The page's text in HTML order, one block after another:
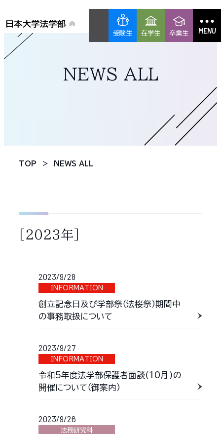
受験生 在学生 卒業生 MENU
NEWS ALL
TOP NEWS ALL
［2023年］
2023/9/28
INFORMATION
創立記念日及び学部祭（法桜祭）期間中
の事務取扱について
2023/9/27
INFORMATION
令和5年度法学部保護者面談(10月)の
開催について（御案内）
2023/9/26
法務研究科